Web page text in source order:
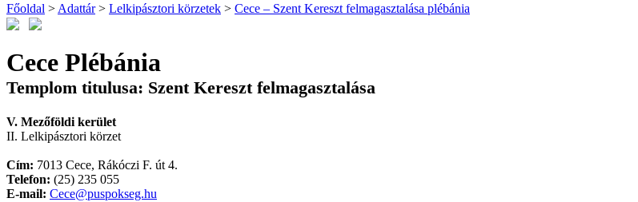
Főoldal > Adattár> Lelkipásztori körzetek > Cece – Szent Kereszt felmagasztalása plébánia
Cece Plébánia
Templom titulusa: Szent Kereszt felmagasztalása
V. Mezőföldi kerület
II. Lelkipásztori körzet
Cím: 7013 Cece, Rákóczi F. út 4.
Telefon: (25) 235 055
E-mail: Cece@puspokseg.hu